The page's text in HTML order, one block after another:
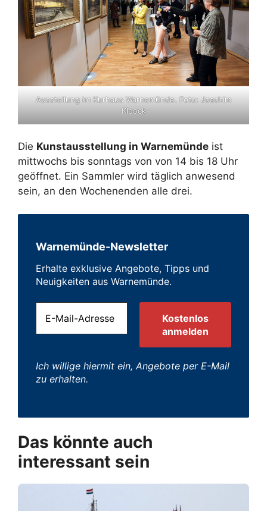
Ausstellung im Kurhaus Warnemünde. Foto: Joachim
Kloock
Die Kunstausstellung in Warnemünde ist
mittwochs bis sonntags von von 14 bis 18 Uhr
geöffnet. Ein Sammler wird täglich anwesend
sein, an den Wochenenden alle drei.
Warnemünde-Newsletter
Erhalte exklusive Angebote, Tipps und
Neuigkeiten aus Warnemünde.
Ich willige hiermit ein, Angebote per E-Mail
zu erhalten.
Das könnte auch
interessant sein